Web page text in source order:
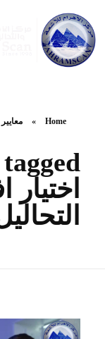
Home
»